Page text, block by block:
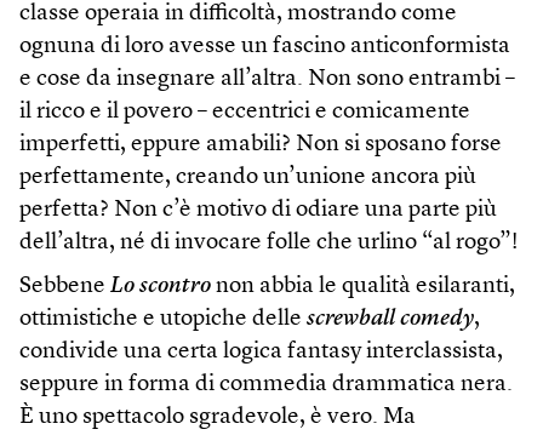
classe operaia in difficoltà, mostrando come
ognuna di loro avesse un fascino anticonformista
e cose da insegnare all’altra. Non sono entrambi –
il ricco e il povero – eccentrici e comicamente
imperfetti, eppure amabili? Non si sposano forse
perfettamente, creando un’unione ancora più
perfetta? Non c’è motivo di odiare una parte più
dell’altra, né di invocare folle che urlino “al rogo”!
Sebbene Lo scontro non abbia le qualità esilaranti,
ottimistiche e utopiche delle screwball comedy,
condivide una certa logica fantasy interclassista,
seppure in forma di commedia drammatica nera.
È uno spettacolo sgradevole, è vero. Ma